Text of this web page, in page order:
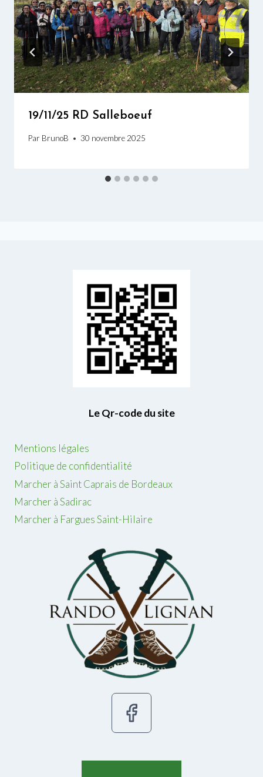
19/11/25 RD Salleboeuf
Par BrunoB 30 novembre 2025
Le Qr-code du site
Mentions légales
Politique de confidentialité
Marcher à Saint Caprais de Bordeaux
Marcher à Sadirac
Marcher à Fargues Saint-Hilaire